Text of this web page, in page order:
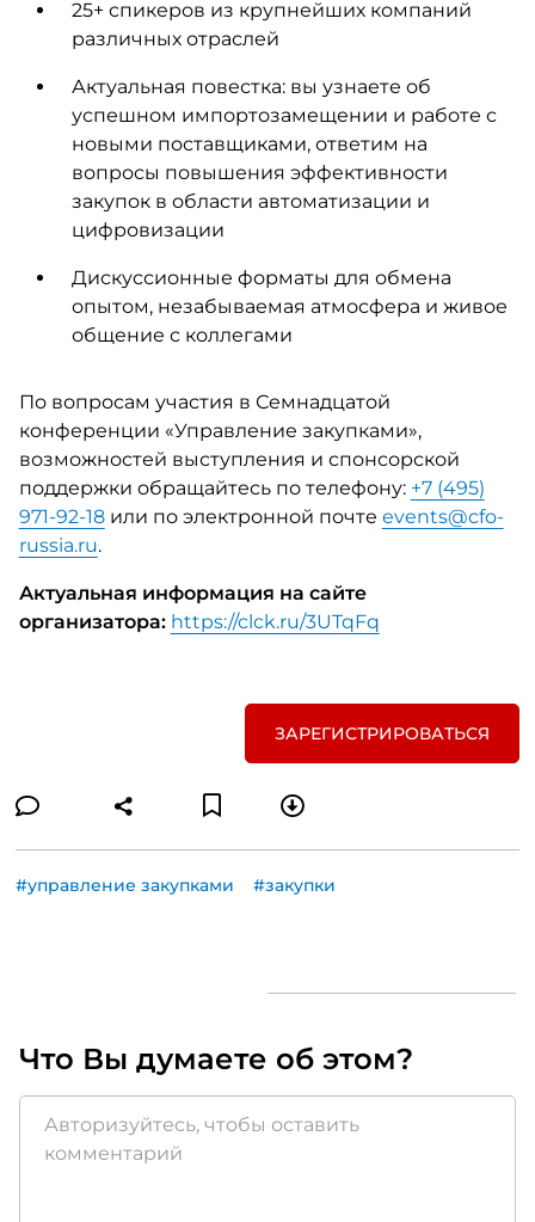
25+ спикеров из крупнейших компаний
различных отраслей
Актуальная повестка: вы узнаете об
успешном импортозамещении и работе с
новыми поставщиками, ответим на
вопросы повышения эффективности
закупок в области автоматизации и
цифровизации
Дискуссионные форматы для обмена
опытом, незабываемая атмосфера и живое
общение с коллегами
По вопросам участия в Семнадцатой
конференции «Управление закупками»,
возможностей выступления и спонсорской
поддержки обращайтесь по телефону: +7 (495)
971-92-18или по электронной почте events@cfo-
russia.ru.
Актуальная информация на сайте
организатора: https://clck.ru/3UTqFq
ЗАРЕГИСТРИРОВАТЬСЯ
#управление закупками #закупки
Что Вы думаете об этом?